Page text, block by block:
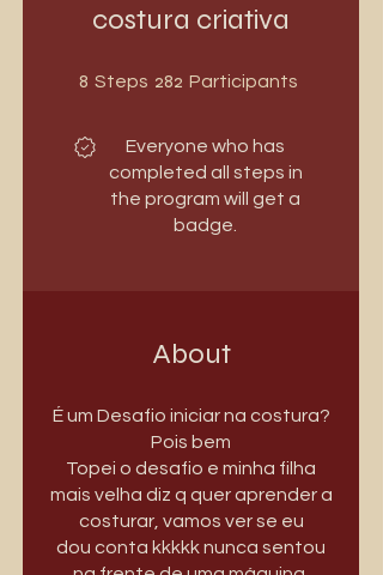
costura criativa
8 Steps 8 Steps
282 Participants
Everyone who has
completed all steps in
the program will get a
badge.
About
É um Desafio iniciar na costura?
Pois bem
Topei o desafio e minha filha
mais velha diz q quer aprender a
costurar, vamos ver se eu
dou conta kkkkk nunca sentou